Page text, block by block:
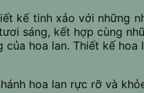
kế tinh xảo với những
sáng, kết hợp cùng
của hoa lan. Thiết kế
hoa lan rực rỡ và